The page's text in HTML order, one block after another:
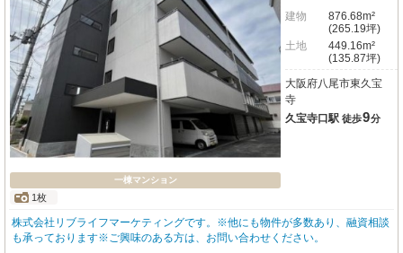
一棟マンション
1枚
建物
876.68m²
(265.19坪)
土地
449.16m²
(135.87坪)
大阪府八尾市東久宝
寺
久宝寺口駅 徒歩9分
株式会社リブライフマーケティングです。※他にも物件が多数あり、融資相談
も承っております※ご興味のある方は、お問い合わせください。